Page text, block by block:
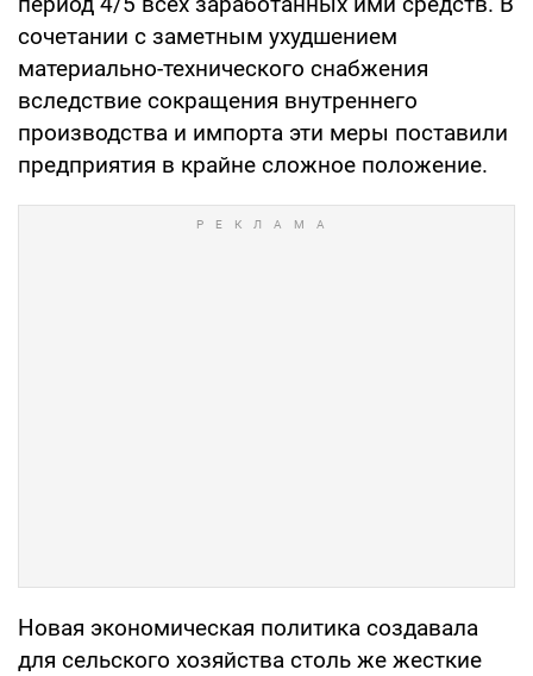
сочетании с заметным ухудшением
материально-технического снабжения
вследствие сокращения внутреннего
производства и импорта эти меры поставили
предприятия в крайне сложное положение.
Новая экономическая политика создавала
для сельского хозяйства столь же жесткие